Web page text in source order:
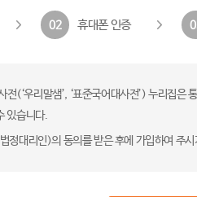
02 휴대폰 인증
전(‘우리말샘’, ‘표준국어대사전’) 누리집
있습니다.
정대리인)의 동의를 받은 후에 가입하여 주